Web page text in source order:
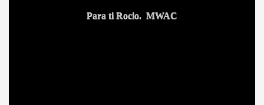
Para ti Rocio. MWAC